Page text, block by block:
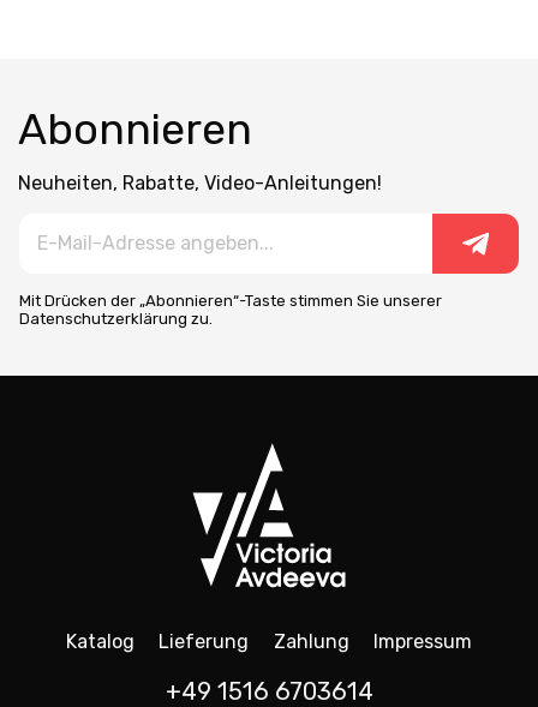
Abonnieren
Neuheiten, Rabatte, Video-Anleitungen!
Mit Drücken der „Abonnieren“-Taste stimmen Sie unserer
Datenschutzerklärung zu.
Katalog Lieferung Zahlung Impressum
+49 1516 6703614